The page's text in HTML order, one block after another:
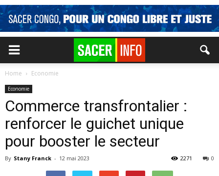
Home Economie
Economie
Commerce transfrontalier :
renforcer le guichet unique
pour booster le secteur
By Stany Franck - 12 mai 2023 0
2271